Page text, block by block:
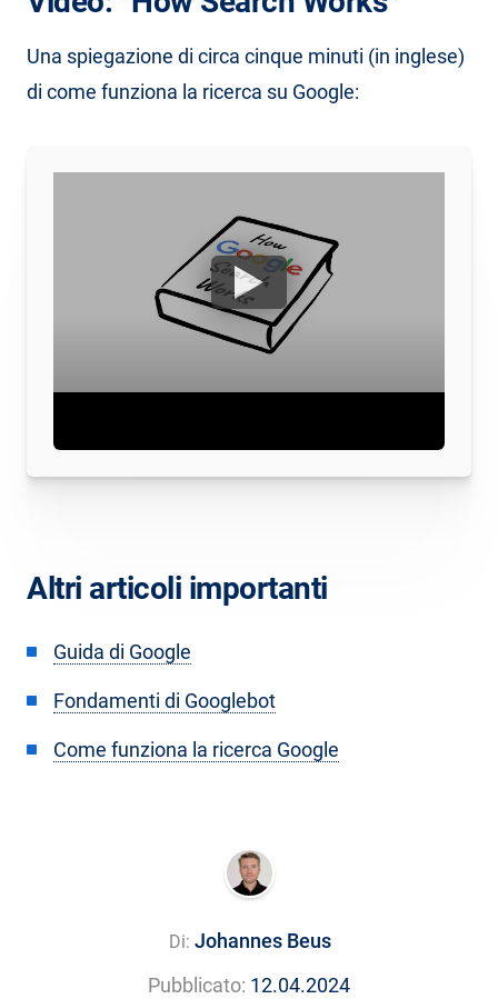
Una spiegazione di circa cinque minuti (in inglese)
di come funziona la ricerca su Google:
Altri articoli importanti
Guida di Google
Fondamenti di Googlebot
Come funziona la ricerca Google
Di: Johannes Beus
Pubblicato: 12.04.2024